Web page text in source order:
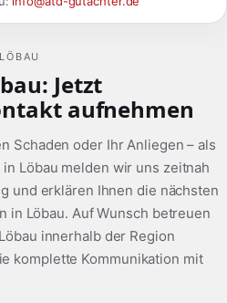
Jetzt
aufnehmen
Schaden oder Ihr Anliegen – als
Löbau melden wir uns zeitnah
und erklären Ihnen die nächsten
in Löbau. Auf Wunsch betreuen
innerhalb der Region
komplette Kommunikation mit